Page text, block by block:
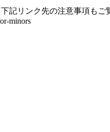
記リンク先の注意事項もご
minors